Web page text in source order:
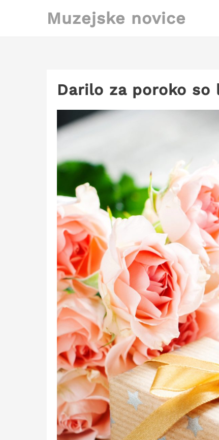
Muzejske novice
Darilo za poroko so